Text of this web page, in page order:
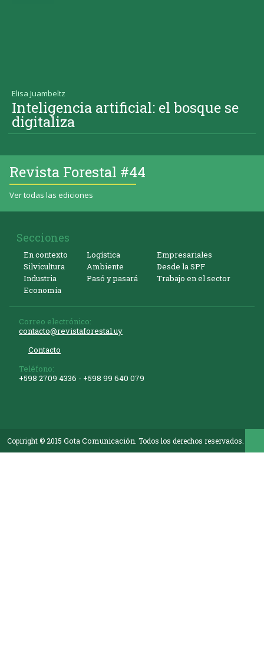
Elisa Juambeltz
Inteligencia artificial: el bosque se
digitaliza
Revista Forestal #44
Ver todas las ediciones
Secciones
En contexto
Silvicultura
Industria
Economía
Logística
Ambiente
Pasó y pasará
Empresariales
Desde la SPF
Trabajo en el sector
Correo electrónico:
contacto@revistaforestal.uy
Contacto
Teléfono:
+598 2709 4336 ­- +598 99 640 079
Copiright © 2015 Gota Comunicación . Todos los derechos reservados.